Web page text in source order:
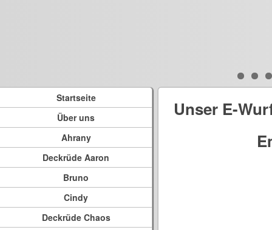
Startseite
Über uns
Ahrany
Deckrüde Aaron
Bruno
Cindy
Deckrüde Chaos
Unser E-